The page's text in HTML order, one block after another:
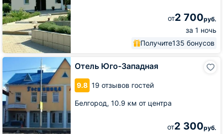
от2 700руб.
за 1 ночь
Получите135 бонусов
Отель Юго-Западная
9.8 19 отзывов гостей
Белгород, 10.9 км от центра
от2 300руб.
Отель
Юго-
Западная